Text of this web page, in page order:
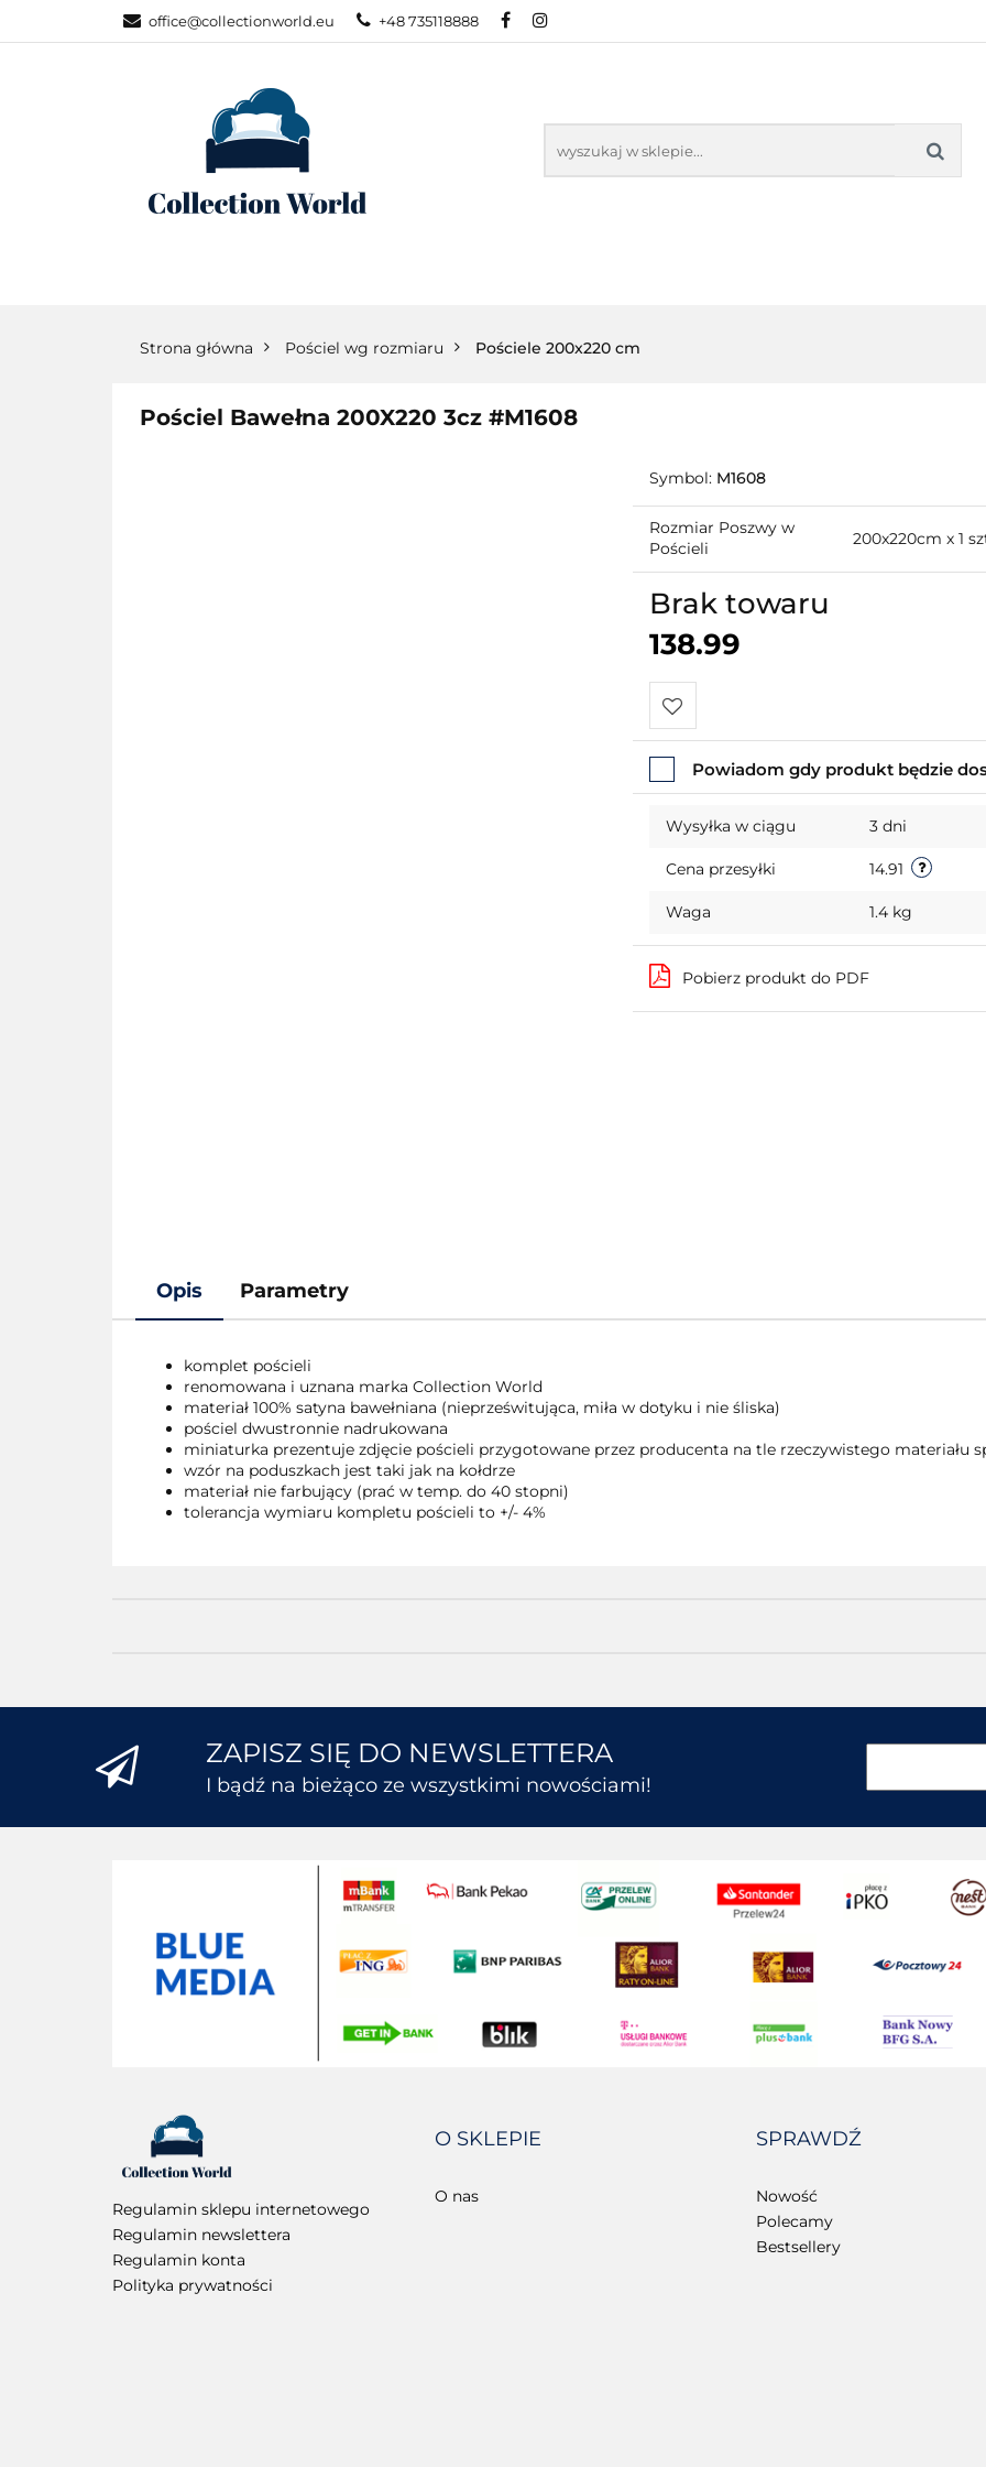
office@collectionworld.eu +48 735118888
KATEGORIE NOWOŚCI
Strona główna Pościel wg rozmiaru Pościele 200x220 cm
Pościel Bawełna 200X220 3cz #M1608
Symbol: M1608
Rozmiar Poszwy w
Pościeli
200x220cm x 1
Brak towaru
138.99
Do
przechowalni
Powiadom gdy produkt będzie
Wysyłka w ciągu 3 dni
Cena przesyłki 14.91
Waga 1.4 kg
Pobierz produkt do PDF
Opis Parametry
komplet pościeli
renomowana i uznana marka Collection World
materiał 100% satyna bawełniana (nieprześwitująca, miła w dotyku i nie śliska)
pościel dwustronnie nadrukowana
miniaturka prezentuje zdjęcie pościeli przygotowane przez producenta na tle rzeczywistego materiału
wzór na poduszkach jest taki jak na kołdrze
materiał nie farbujący (prać w temp. do 40 stopni)
tolerancja wymiaru kompletu pościeli to +/- 4%
ZAPISZ SIĘ DO NEWSLETTERA
I bądź na bieżąco ze wszystkimi nowościami!
Regulamin sklepu internetowego
Regulamin newslettera
Regulamin konta
Polityka prywatności
O SKLEPIE
O nas
SPRAWDŹ
Nowość
Polecamy
Bestsellery